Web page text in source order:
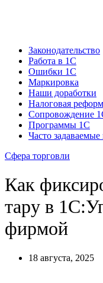
Законодательство
Работа в 1С
Ошибки 1С
Маркировка
Наши доработки
Налоговая
Сопровождение
Программы 1С
Часто
Сфера торговли
Как
тару в
фирмой
18 августа, 2025